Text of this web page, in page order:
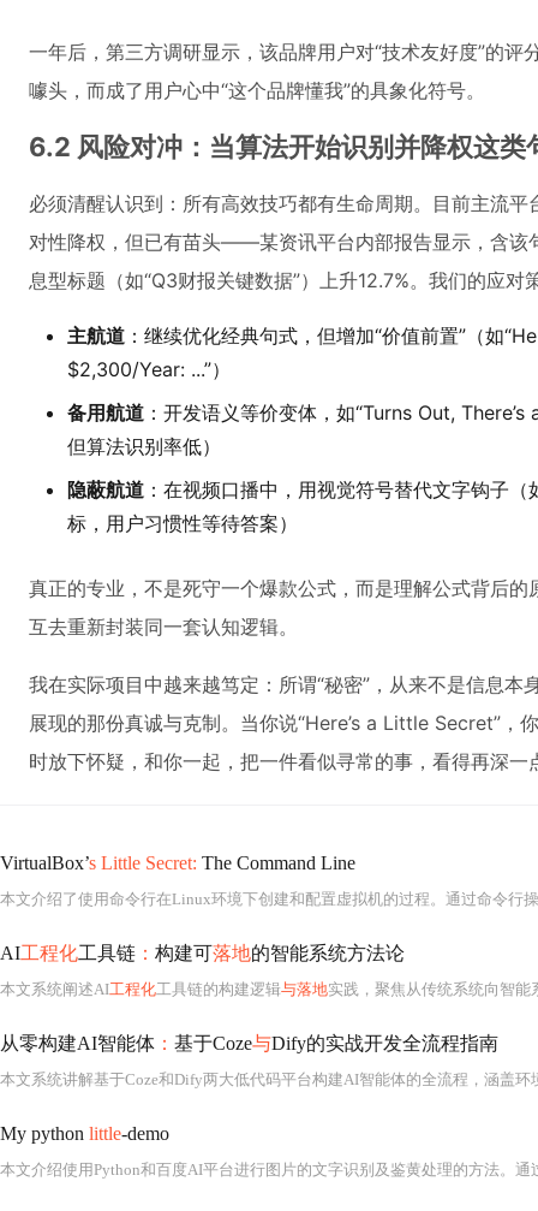
一年后，第三方调研显示，该品牌用户对“技术友好度”的
噱头，而成了用户心中“这个品牌懂我”的具象化符号。
6.2 风险对冲：当算法开始识别并降权这类
必须清醒认识到：所有高效技巧都有生命周期。目前主流
对性降权，但已有苗头——某资讯平台内部报告显示，含该
息型标题（如“Q3财报关键数据”）上升12.7%。我们的应对
主航道 ：继续优化经典句式，但增加“价值前置”（如
$2,300/Year: ...”）
备用航道 ：开发语义等价变体，如“Turns Out,
但算法识别率低）
隐蔽航道 ：在视频口播中，用视觉符号替代文字钩子
标，用户习惯性等待答案）
真正的专业，不是死守一个爆款公式，而是理解公式背后
互去重新封装同一套认知逻辑。
我在实际项目中越来越笃定：所谓“秘密”，从来不是信息
展现的那份真诚与克制。当你说“Here’s a Little Secret”
时放下怀疑，和你一起，把一件看似寻常的事，看得再深一
VirtualBox’s Little Secret: The Command Line
AI工程化工具链 ： 构建可落地的智能系统方法论
本文系统阐述AI工程化工具链的构建逻辑与落地实践，聚焦从传统系统向智能
从零构建AI智能体 ： 基于Coze与Dify的实战开发全流程指南
My python little-demo